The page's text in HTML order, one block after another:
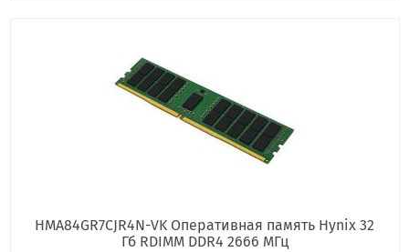
HMA84GR7CJR4N-VK Оперативная память Hynix 32
Гб RDIMM DDR4 2666 МГц